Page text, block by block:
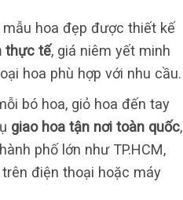
hoa đẹp được thiết kế
thực tế, giá niêm yết minh
hoa phù hợp với nhu cầu.
bó hoa, giỏ hoa đến tay
giao hoa tận nơi toàn quốc,
phố lớn như TP.HCM,
điện thoại hoặc máy